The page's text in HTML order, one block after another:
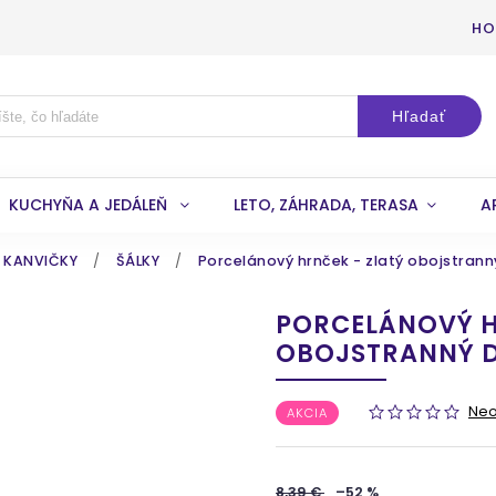
Hľadať
KUCHYŇA A JEDÁLEŇ LETO, ZÁHRADA, TERASA
KANVIČKY / ŠÁLKY / Porcelánový hrnček - zlatý
PORCELÁNOVÝ
OBOJSTRANNÝ
AKCIA
8,39 € –52 %